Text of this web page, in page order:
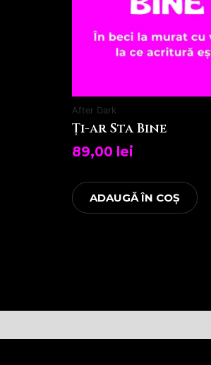
After Dark
Ți-ar Sta Bine
89,00 lei
ADAUGĂ ÎN COȘ